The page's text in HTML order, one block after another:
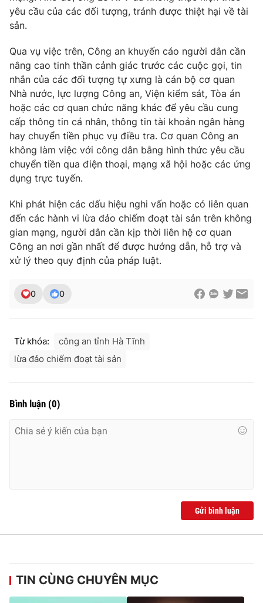
THỜI BÁO VTV
Theo dõi báo trên
Cơ quan chủ quản:Đài Truyền hình Việt Nam
Cơ quan báo chí:Thời báo VTV
Giấy phép hoạt động báo in và báo điện tử số 483/GP-BTTTT
Tổng Biên tập: Vũ Thanh Thủy
Phó Tổng Biên tập: Nguyễn Thị Mỹ Hạnh, Phạm Quốc Thắng,
Nguyễn Trọng Ninh
Tổng đài VTV: 024.38 355 931 - 024.38 355 932
Ðiện thoại Thời báo VTV:
024.66 897 897
yêu cầu của các đối tượng, tránh được thiệt hại về tài
sản.
Qua vụ việc trên, Công an khuyến cáo người dân cần
nâng cao tinh thần cảnh giác trước các cuộc gọi, tin
nhắn của các đối tượng tự xưng là cán bộ cơ quan
Nhà nước, lực lượng Công an, Viện kiểm sát, Tòa án
hoặc các cơ quan chức năng khác để yêu cầu cung
cấp thông tin cá nhân, thông tin tài khoản ngân hàng
hay chuyển tiền phục vụ điều tra. Cơ quan Công an
không làm việc với công dân bằng hình thức yêu cầu
chuyển tiền qua điện thoại, mạng xã hội hoặc các ứng
dụng trực tuyến.
Khi phát hiện các dấu hiệu nghi vấn hoặc có liên quan
đến các hành vi lừa đảo chiếm đoạt tài sản trên không
gian mạng, người dân cần kịp thời liên hệ cơ quan
Công an nơi gần nhất để được hướng dẫn, hỗ trợ và
xử lý theo quy định của pháp luật.
0 0
Từ khóa:
công an tỉnh Hà Tĩnh
lừa đảo chiếm đoạt tài sản
Bình luận (0)
Gửi bình luận
TIN CÙNG CHUYÊN MỤC